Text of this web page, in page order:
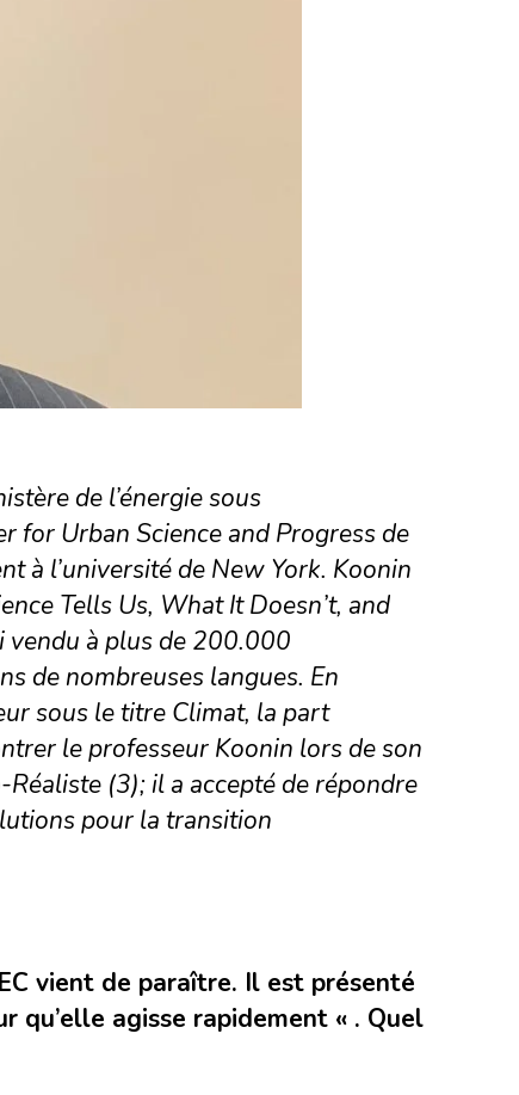
de l’énergie sous
for Urban Science and Progress de
à l’université de New York. Koonin
Tells Us, What It Doesn’t, and
vendu à plus de 200.000
de nombreuses langues. En
sous le titre Climat, la part
le professeur Koonin lors de son
(3); il a accepté de répondre
pour la transition
vient de paraître. Il est présenté
qu’elle agisse rapidement « . Quel